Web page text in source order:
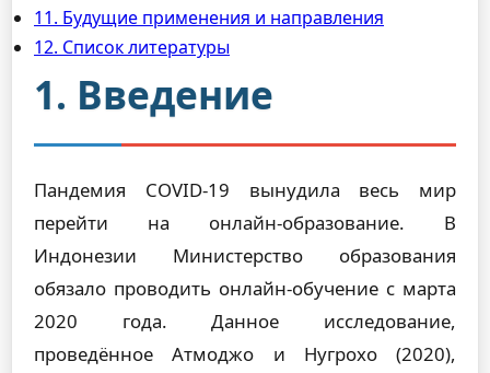
11. Будущие применения и направления
12. Список литературы
1. Введение
Пандемия COVID-19 вынудила весь мир
перейти на онлайн-образование. В
Индонезии Министерство образования
обязало проводить онлайн-обучение с марта
2020 года. Данное исследование,
проведённое Атмоджо и Нугрохо (2020),